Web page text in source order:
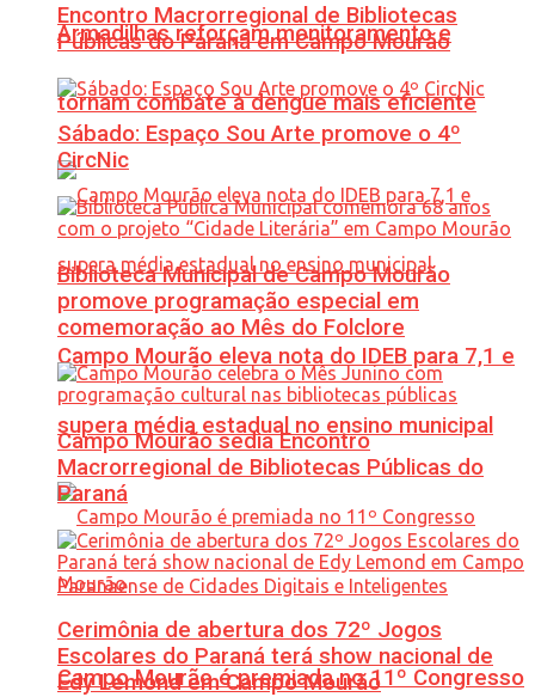
Armadilhas reforçam monitoramento e
tornam combate à dengue mais eficiente
Campo Mourão eleva nota do IDEB para 7,1 e
supera média estadual no ensino municipal
Campo Mourão é premiada no 11º Congresso
Encontro Macrorregional de Bibliotecas
Públicas do Paraná em Campo Mourão
Sábado: Espaço Sou Arte promove o 4º
CircNic
Biblioteca Municipal de Campo Mourão
promove programação especial em
comemoração ao Mês do Folclore
Campo Mourão sedia Encontro
Macrorregional de Bibliotecas Públicas do
Paraná
Cerimônia de abertura dos 72º Jogos
Escolares do Paraná terá show nacional de
Edy Lemond em Campo Mourão